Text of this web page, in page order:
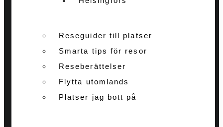
Reseguider till platser
Smarta tips för resor
Reseberättelser
Flytta utomlands
Platser jag bott på